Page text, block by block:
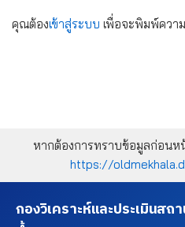
คุณต้องเข้าสู่ระบบ เพื่อจะพิมพ์ควา
หากต้องการทราบข้อมูลก่อนห
https://
กองวิเคราะห์และประเมินส